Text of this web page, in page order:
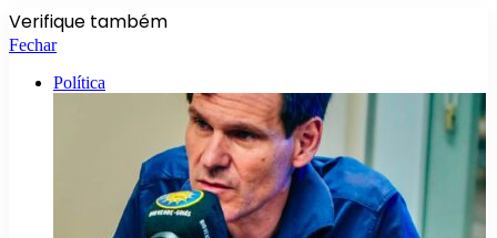
Verifique também
Fechar
Política